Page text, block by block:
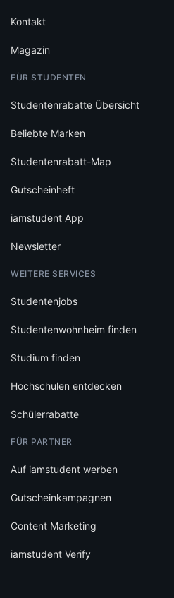
Kontakt
Magazin
FÜR STUDENTEN
Studentenrabatte Übersicht
Beliebte Marken
Studentenrabatt-Map
Gutscheinheft
iamstudent App
Newsletter
WEITERE SERVICES
Studentenjobs
Studentenwohnheim finden
Studium finden
Hochschulen entdecken
Schülerrabatte
FÜR PARTNER
Auf iamstudent werben
Gutscheinkampagnen
Content Marketing
iamstudent Verify